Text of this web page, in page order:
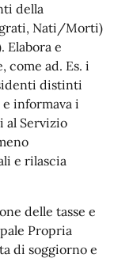
della
Nati/Morti)
Elabora e
ad. Es. i
distinti
informava i
al Servizio
e rilascia
delle tasse e
Propria
di soggiorno e